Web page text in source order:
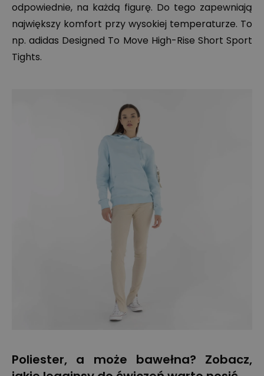
odpowiednie, na każdą figurę. Do tego zapewniają
największy komfort przy wysokiej temperaturze. To
np. adidas Designed To Move High-Rise Short Sport
Tights.
Poliester, a może bawełna? Zobacz,